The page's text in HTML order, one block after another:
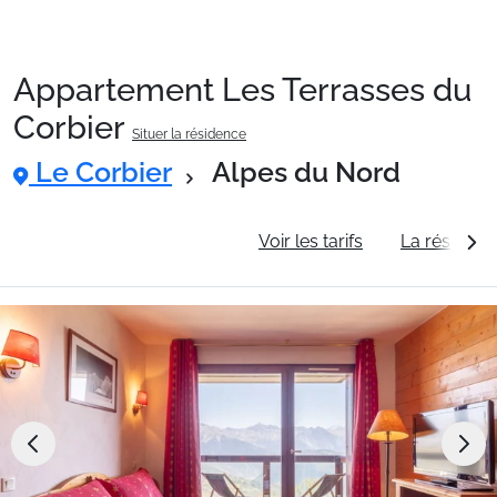
Packages
🚆Train de nuit
Hébergements
Bons plans
Appartement Les Terrasses du
Corbier Situer la résidence
Le Corbier Alpes du Nord
Voir les tarifs La